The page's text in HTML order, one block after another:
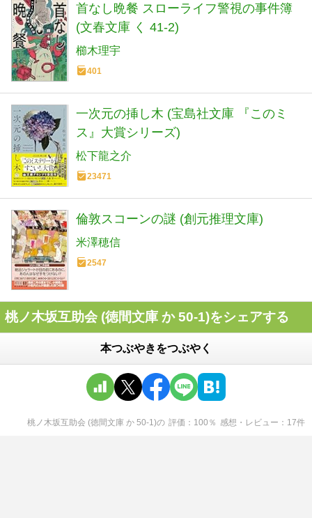
首なし晩餐 スローライフ警視の事件簿
(文春文庫 く 41-2)
櫛木理宇
401
一次元の挿し木 (宝島社文庫 『このミ
ス』大賞シリーズ)
松下龍之介
23471
倫敦スコーンの謎 (創元推理文庫)
米澤穂信
2547
桃ノ木坂互助会 (徳間文庫 か 50-1)をシェアする
本つぶやきをつぶやく
桃ノ木坂互助会 (徳間文庫 か 50-1)の 評価 100 ％ 感想・レビュー 17件